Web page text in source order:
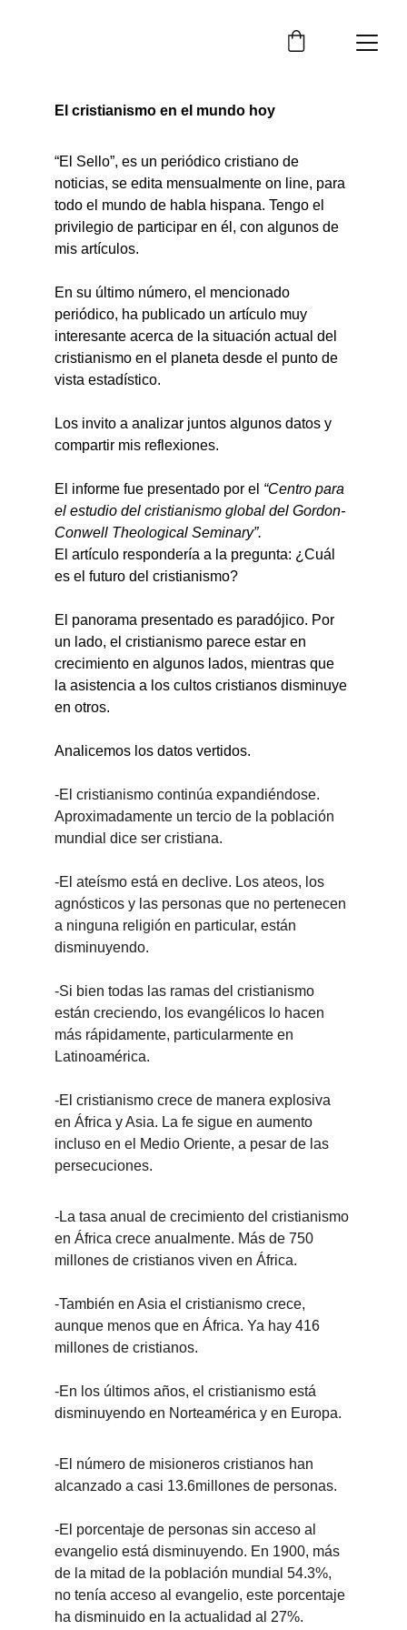
El cristianismo en el mundo hoy
“El Sello”, es un periódico cristiano de
noticias, se edita mensualmente on line, para
todo el mundo de habla hispana. Tengo el
privilegio de participar en él, con algunos de
mis artículos.
En su último número, el mencionado
periódico, ha publicado un artículo muy
interesante acerca de la situación actual del
cristianismo en el planeta desde el punto de
vista estadístico.
Los invito a analizar juntos algunos datos y
compartir mis reflexiones.
El informe fue presentado por el “Centro para
el estudio del cristianismo global del Gordon-
Conwell Theological Seminary”.
El artículo respondería a la pregunta: ¿Cuál
es el futuro del cristianismo?
El panorama presentado es paradójico. Por
un lado, el cristianismo parece estar en
crecimiento en algunos lados, mientras que
la asistencia a los cultos cristianos disminuye
en otros.
Analicemos los datos vertidos.
-El cristianismo continúa expandiéndose.
Aproximadamente un tercio de la población
mundial dice ser cristiana.
-El ateísmo está en declive. Los ateos, los
agnósticos y las personas que no pertenecen
a ninguna religión en particular, están
disminuyendo.
-Si bien todas las ramas del cristianismo
están creciendo, los evangélicos lo hacen
más rápidamente, particularmente en
Latinoamérica.
-El cristianismo crece de manera explosiva
en África y Asia. La fe sigue en aumento
incluso en el Medio Oriente, a pesar de las
persecuciones.
-La tasa anual de crecimiento del cristianismo
en África crece anualmente. Más de 750
millones de cristianos viven en África.
-También en Asia el cristianismo crece,
aunque menos que en África. Ya hay 416
millones de cristianos.
-En los últimos años, el cristianismo está
disminuyendo en Norteamérica y en Europa.
-El número de misioneros cristianos han
alcanzado a casi 13.6millones de personas.
-El porcentaje de personas sin acceso al
evangelio está disminuyendo. En 1900, más
de la mitad de la población mundial 54.3%,
no tenía acceso al evangelio, este porcentaje
ha disminuido en la actualidad al 27%.